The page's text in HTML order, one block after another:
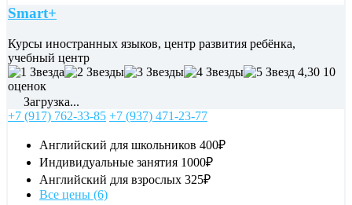
Smart+
Курсы иностранных языков, центр развития ребёнка,
учебный центр
4,30 10
оценок
Загрузка...
+7 (917) 762-33-85 +7 (937) 471-23-77
Английский для школьников 400₽
Индивидуальные занятия 1000₽
Английский для взрослых 325₽
Все цены (6)